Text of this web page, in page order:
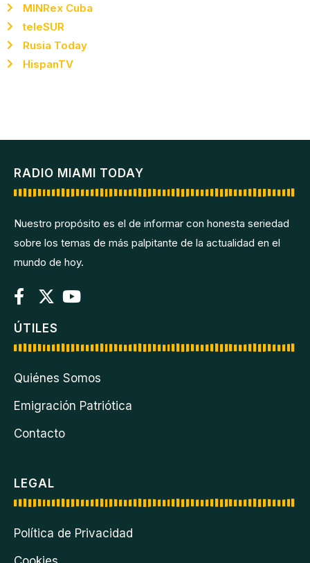
MINRex Cuba
teleSUR
Rusia Today
HispanTV
RADIO MIAMI TODAY
Nuestro propósito es el de informar con honesta seriedad
sobre los temas de más palpitante de la actualidad en el
mundo de hoy.
ÚTILES
Quiénes Somos
Emigración Patriótica
Contacto
LEGAL
Política de Privacidad